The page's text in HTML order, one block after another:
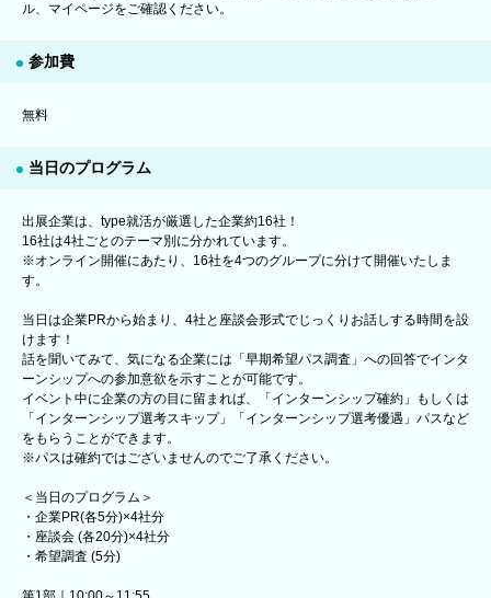
ル、マイページをご確認ください。
参加費
無料
当日のプログラム
出展企業は、type就活が厳選した企業約16社！
16社は4社ごとのテーマ別に分かれています。
※オンライン開催にあたり、16社を4つのグループに分けて開催いたしま
す。
当日は企業PRから始まり、4社と座談会形式でじっくりお話しする時間を設
けます！
話を聞いてみて、気になる企業には「早期希望パス調査」への回答でインタ
ーンシップへの参加意欲を示すことが可能です。
イベント中に企業の方の目に留まれば、「インターンシップ確約」もしくは
「インターンシップ選考スキップ」「インターンシップ選考優遇」パスなど
をもらうことができます。
※パスは確約ではございませんのでご了承ください。
＜当日のプログラム＞
・企業PR(各5分)×4社分
・座談会 (各20分)×4社分
・希望調査 (5分)